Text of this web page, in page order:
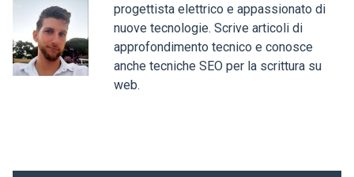
progettista elettrico e appassionato di
nuove tecnologie. Scrive articoli di
approfondimento tecnico e conosce
anche tecniche SEO per la scrittura su
web.